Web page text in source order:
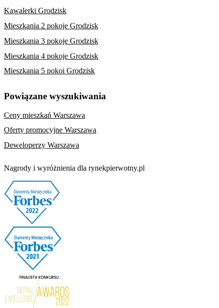
Kawalerki Grodzisk
Mieszkania 2 pokoje Grodzisk
Mieszkania 3 pokoje Grodzisk
Mieszkania 4 pokoje Grodzisk
Mieszkania 5 pokoi Grodzisk
Powiązane wyszukiwania
Ceny mieszkań Warszawa
Oferty promocyjne Warszawa
Deweloperzy Warszawa
Nagrody i wyróżnienia dla rynekpierwotny.pl